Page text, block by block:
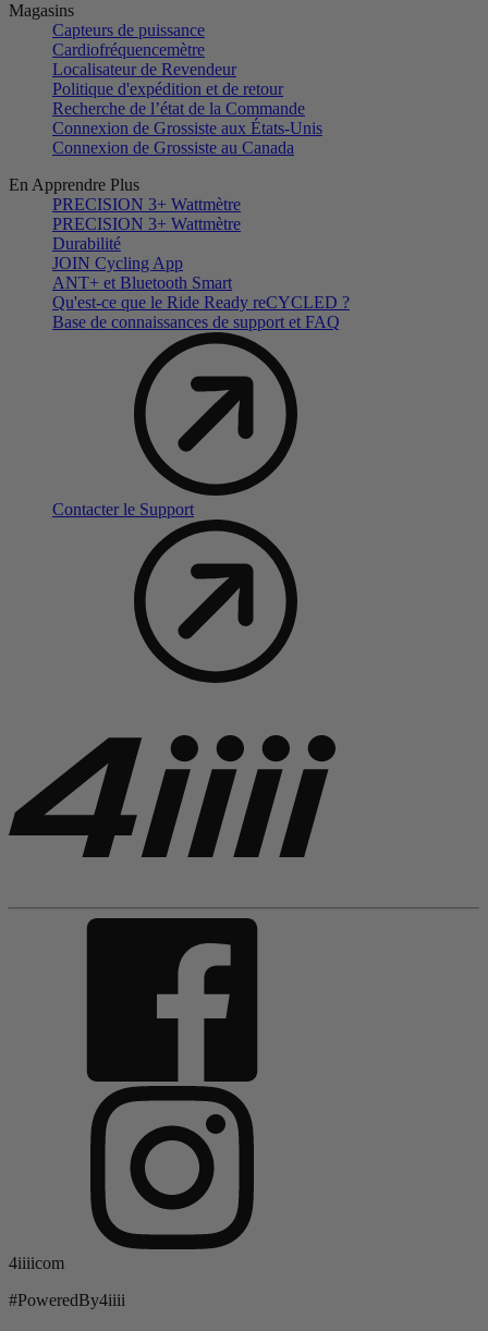
Magasins
Capteurs de puissance
Cardiofréquencemètre
Localisateur de Revendeur
Politique d'expédition et de retour
Recherche de l’état de la Commande
Connexion de Grossiste aux États-Unis
Connexion de Grossiste au Canada
En Apprendre Plus
PRECISION 3+ Wattmètre
PRECISION 3+ Wattmètre
Durabilité
JOIN Cycling App
ANT+ et Bluetooth Smart
Qu'est-ce que le Ride Ready reCYCLED ?
Base de connaissances de support et FAQ
Contacter le Support
4iiiicom
#PoweredBy4iiii